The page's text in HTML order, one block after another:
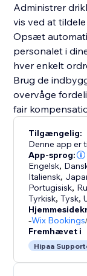
Administrer
vis ved at
Opsæt
personalet i
hver enkelt
Brug de
overvåge
fair
Tilgængelig:
Denne app er
App-sprog:
Engelsk,
Italiensk,
Portugisisk,
Tyrkisk,Tysk,
-Wix Bookings
Fremhævet i
Hipaa